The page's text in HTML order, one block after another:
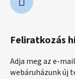
Feliratkozás
Adja meg az e-
webáruházunk új